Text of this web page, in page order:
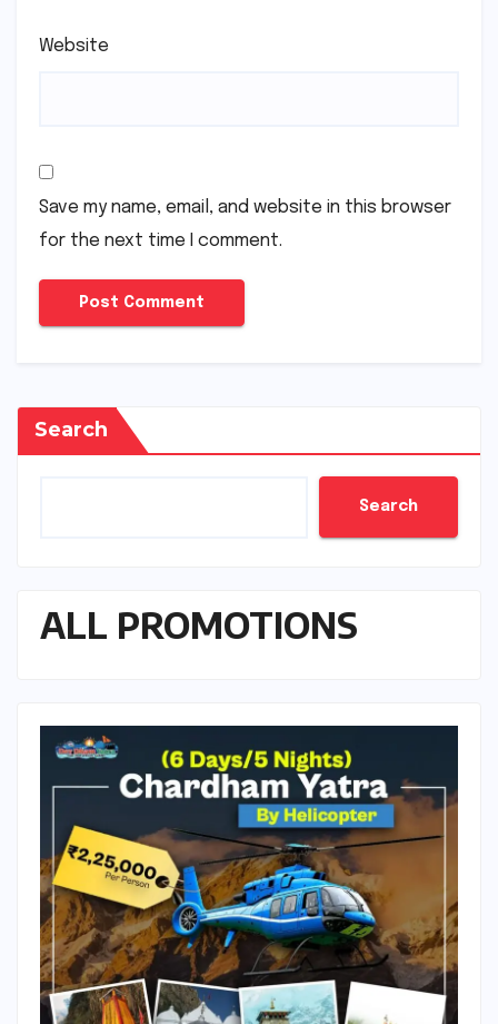
Website
Save my name, email, and website in this browser
for the next time I comment.
Search
Search
ALL PROMOTIONS